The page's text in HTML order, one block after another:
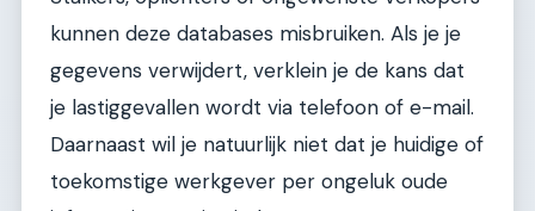
kunnen deze databases misbruiken. Als je je
gegevens verwijdert, verklein je de kans dat
je lastiggevallen wordt via telefoon of e-mail.
Daarnaast wil je natuurlijk niet dat je huidige of
toekomstige werkgever per ongeluk oude